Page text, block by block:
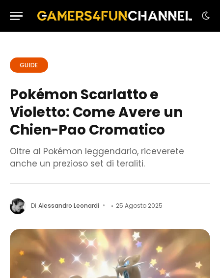
GUIDE
Pokémon Scarlatto e
Violetto: Come Avere un
Chien-Pao Cromatico
Oltre al Pokémon leggendario, riceverete
anche un prezioso set di teraliti.
Di Alessandro Leonardi 25 Agosto 2025